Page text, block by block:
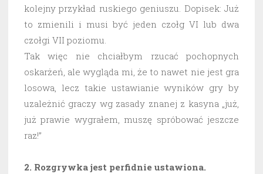
kolejny przykład ruskiego geniuszu. Dopisek: Już
to zmienili i musi być jeden czołg VI lub dwa
czołgi VII poziomu.
Tak więc nie chciałbym rzucać pochopnych
oskarżeń, ale wygląda mi, że to nawet nie jest gra
losowa, lecz takie ustawianie wyników gry by
uzależnić graczy wg zasady znanej z kasyna „już,
już prawie wygrałem, muszę spróbować jeszcze
raz!”
2. Rozgrywka jest perfidnie ustawiona.